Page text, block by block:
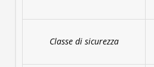
Classe di sicurezza